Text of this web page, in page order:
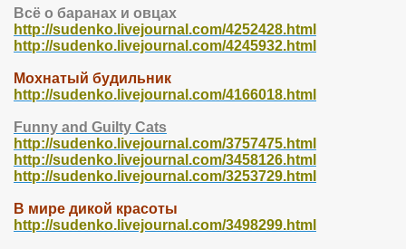
Всё о баранах и овцах
http://sudenko.livejournal.com/4252428.html
http://sudenko.livejournal.com/4245932.html
Мохнатый будильник
http://sudenko.livejournal.com/4166018.html
Funny and Guilty Cats
http://sudenko.livejournal.com/3757475.html
http://sudenko.livejournal.com/3458126.html
http://sudenko.livejournal.com/3253729.html
В мире дикой красоты
http://sudenko.livejournal.com/3498299.html